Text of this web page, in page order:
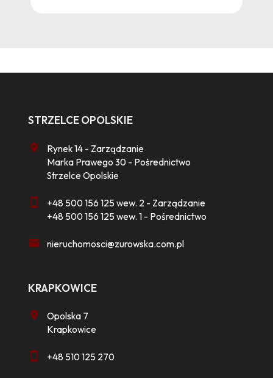
STRZELCE OPOLSKIE
Rynek 14 - Zarządzanie
Marka Prawego 30 - Pośrednictwo
Strzelce Opolskie
+48 500 156 125 wew. 2 - Zarządzanie
+48 500 156 125 wew. 1 - Pośrednictwo
nieruchomosci@zurowska.com.pl
KRAPKOWICE
Opolska 7
Krapkowice
+48 510 125 270